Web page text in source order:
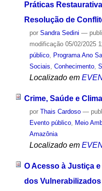
Práticas
Resolução de
por Sandra Sedini —
modificação05/02/2025
público, Programa Ano
Sociais, Conhecimento,
Localizado em
Crime, Saúde e
por Thais Cardoso —
Evento público, Meio
Amazônia
Localizado em
O Acesso à Justiça
dos